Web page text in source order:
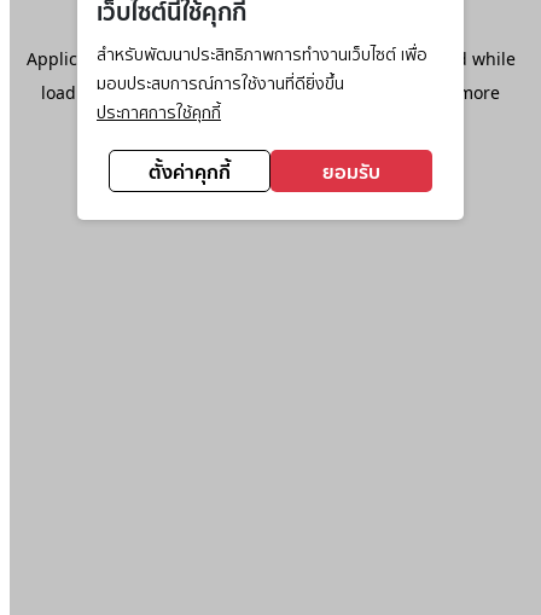
เว็บไซต์นี้ใช้คุกกี้
สำหรับพัฒนาประสิทธิภาพการทำงานเว็บไซต์ เพื่อ
มอบประสบการณ์การใช้งานที่ดียิ่งขึ้น
ประกาศการใช้คุกกี้
ตั้งค่าคุกกี้ ยอมรับ
Application error: aclient-side exception has occurred while
loadingwww.ktc.co.th(see the browser console
for more
information).